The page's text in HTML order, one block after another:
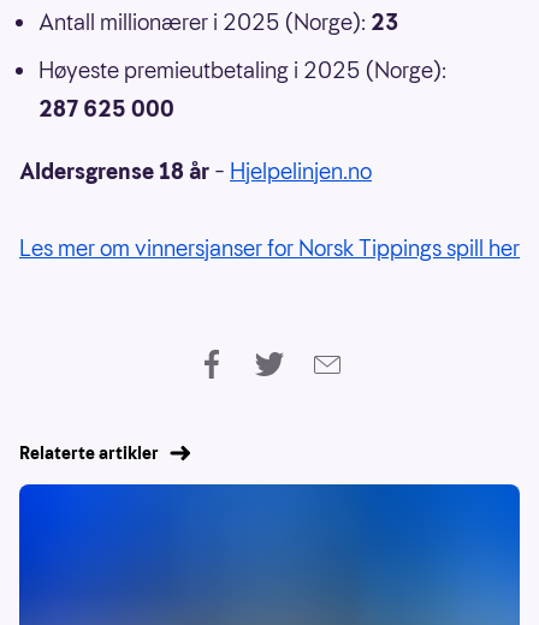
Antall millionærer i 2025 (Norge): 23
Høyeste premieutbetaling i 2025 (Norge):
287 625 000
Aldersgrense 18 år – Hjelpelinjen.no
Les mer om vinnersjanser for Norsk Tippings spill her
Relaterte artikler